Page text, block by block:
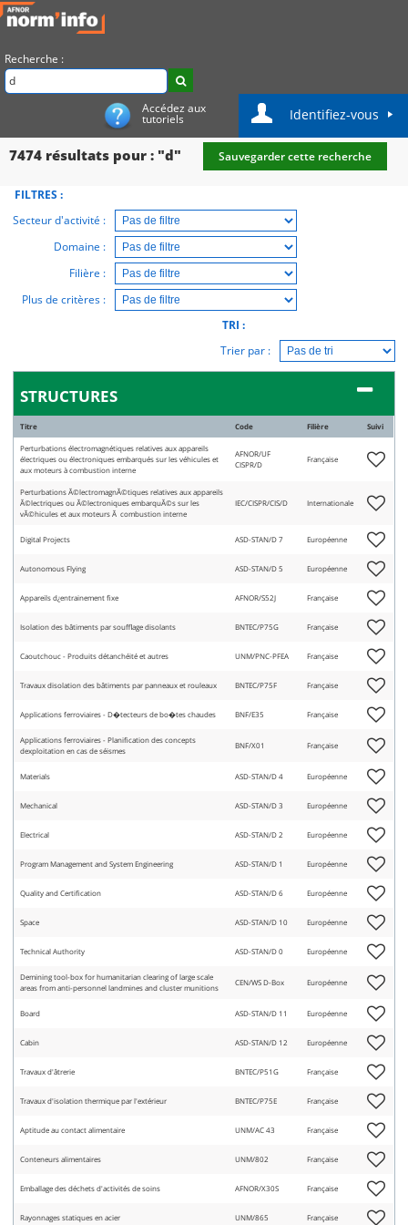
Recherche :
Accédez aux
tutoriels Identifiez-vous
7474 résultats pour : "d" Sauvegarder cette recherche
FILTRES :
Secteur d'activité :
Domaine :
Filière :
Plus de critères :
TRI :
Trier par :
STRUCTURES
Titre Code Filière Suivi
Perturbations électromagnétiques relatives aux appareils
électriques ou électroniques embarqués sur les véhicules et
aux moteurs à combustion interne
AFNOR/UF
CISPR/D
Française
Perturbations Ã©lectromagnÃ©tiques relatives aux appareils
Ã©lectriques ou Ã©lectroniques embarquÃ©s sur les
vÃ©hicules et aux moteurs Ã combustion interne
IEC/CISPR/CIS/D Internationale
Digital Projects ASD-STAN/D 7 Européenne
Autonomous Flying ASD-STAN/D 5 Européenne
Appareils d¿entrainement fixe AFNOR/S52J Française
Isolation des bâtiments par soufflage disolants BNTEC/P75G Française
Caoutchouc - Produits détanchéité et autres UNM/PNC-PFEA Française
Travaux disolation des bâtiments par panneaux et rouleaux BNTEC/P75F Française
Applications ferroviaires - D�tecteurs de bo�tes chaudes BNF/E35 Française
Applications ferroviaires - Planification des concepts
dexploitation en cas de séismes
BNF/X01 Française
Materials ASD-STAN/D 4 Européenne
Mechanical ASD-STAN/D 3 Européenne
Electrical ASD-STAN/D 2 Européenne
Program Management and System Engineering ASD-STAN/D 1 Européenne
Quality and Certification ASD-STAN/D 6 Européenne
Space ASD-STAN/D 10 Européenne
Technical Authority ASD-STAN/D 0 Européenne
Demining tool-box for humanitarian clearing of large scale
areas from anti-personnel landmines and cluster munitions
CEN/WS D-Box Européenne
Board ASD-STAN/D 11 Européenne
Cabin ASD-STAN/D 12 Européenne
Travaux d'âtrerie BNTEC/P51G Française
Travaux d'isolation thermique par l'extérieur BNTEC/P75E Française
Aptitude au contact alimentaire UNM/AC 43 Française
Conteneurs alimentaires UNM/802 Française
Emballage des déchets d'activités de soins AFNOR/X30S Française
Rayonnages statiques en acier UNM/865 Française